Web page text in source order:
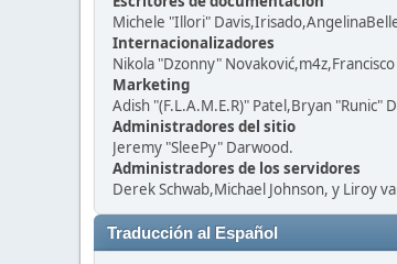
Michele "Illori"
Internacionalizadores
Nikola "Dzonny"
Marketing
Adish "(F.L.A.M.E.R)" Patel,Bryan "Runic"
Administradores del sitio
Jeremy "SleePy" Darwood.
Administradores de los servidores
Derek Schwab,Michael Johnson, y Liroy
Traducción al Español